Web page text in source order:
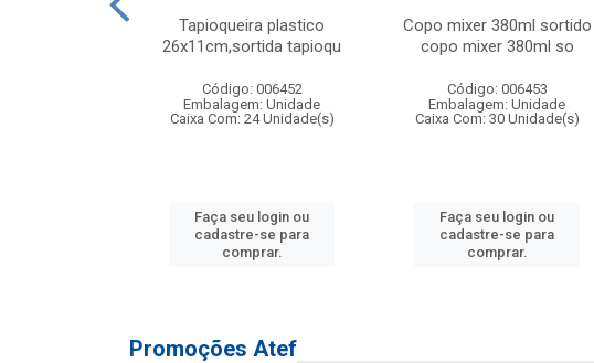
Tapioqueira plastico
26x11cm,sortida tapioqu
Código: 006452
Embalagem: Unidade
Caixa Com: 24 Unidade(s)
Faça seu login ou
cadastre-se para
comprar.
Copo mixer 380ml sortido
copo mixer 380ml so
Código: 006453
Embalagem: Unidade
Caixa Com: 30 Unidade(s)
Faça seu login ou
cadastre-se para
comprar.
Promoções Atef